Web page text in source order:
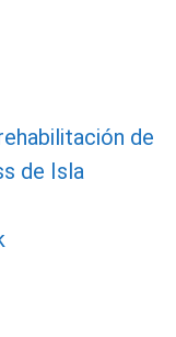
de
de Isla